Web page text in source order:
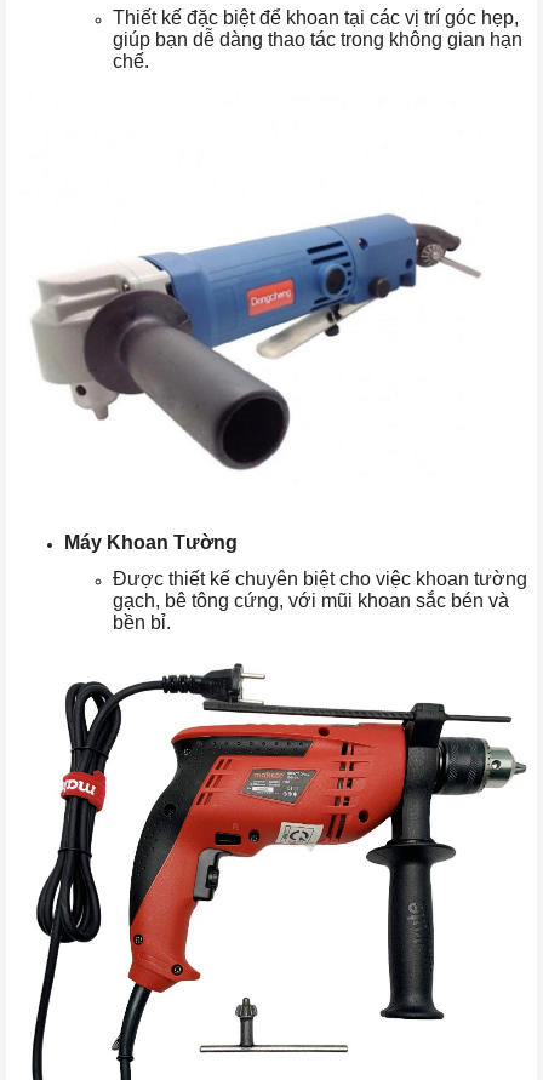
Thiết kế đặc biệt để khoan tại các vị trí góc hẹp,
giúp bạn dễ dàng thao tác trong không gian hạn
chế.
Máy Khoan Tường
Được thiết kế chuyên biệt cho việc khoan tường
gạch, bê tông cứng, với mũi khoan sắc bén và
bền bỉ.